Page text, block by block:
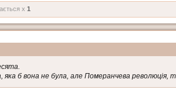
x 1
б вона не була, але Померанчева революція,